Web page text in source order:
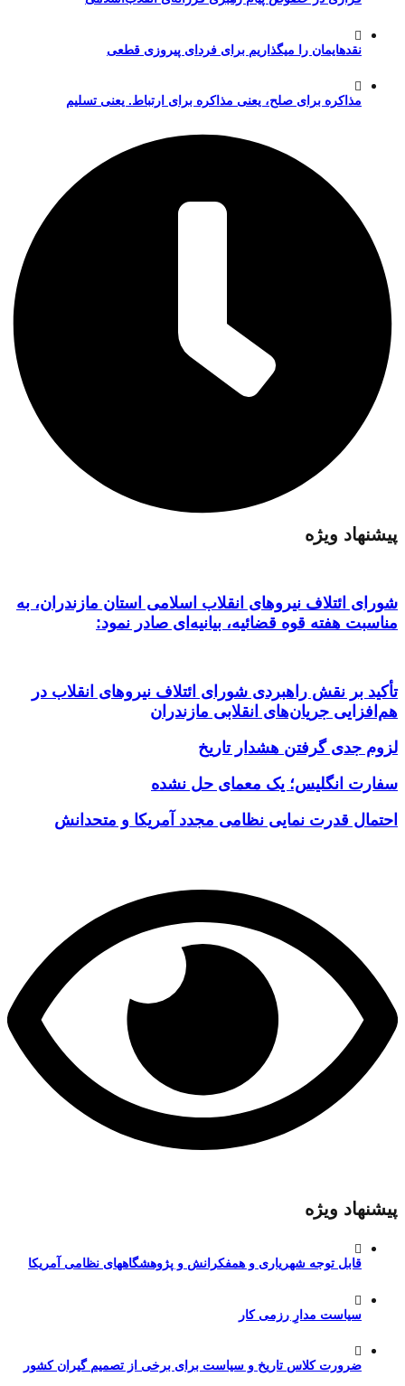
نقدهایمان را میگذاریم برای فردای پیروزی قطعی
مذاکره برای صلح، یعنی مذاکره برای ارتباط. یعنی تسلیم
پیشنهاد ویژه
شورای ائتلاف نیروهای انقلاب اسلامی استان مازندران، به
مناسبت هفته قوه قضائیه، بیانیه‌ای صادر نمود:
تأکید بر نقش راهبردی شورای ائتلاف نیروهای انقلاب در
هم‌افزایی جریان‌های انقلابی مازندران
لزوم جدی گرفتن هشدار تاریخ
سفارت انگلیس؛ یک معمای حل نشده
احتمال قدرت نمایی نظامی مجدد آمریکا و متحدانش
پیشنهاد ویژه
قابل توجه شهریاری و همفکرانش و پژوهشگاههای نظامی آمریکا
سیاست مدارِ رزمی کار
ضرورت کلاس تاریخ و سیاست برای برخی از تصمیم گیران کشور